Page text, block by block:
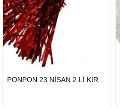
GÖNDERİ